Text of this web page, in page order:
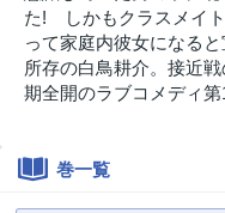
た! しかもクラスメイ
って家庭内彼女になる
所存の白鳥耕介。接近
期全開のラブコメディ第
巻一覧